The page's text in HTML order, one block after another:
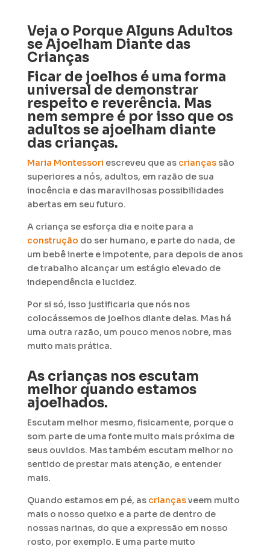
Veja o Porque Alguns Adultos
se Ajoelham Diante das
Crianças
Ficar de joelhos é uma forma
universal de demonstrar
respeito e reverência. Mas
nem sempre é por isso que os
adultos se ajoelham diante
das crianças.
Maria Montessori escreveu que as criançassão
superiores a nós, adultos, em razão de sua
inocência e das maravilhosas possibilidades
abertas em seu futuro.
A criança se esforça dia e noite para a
construção do ser humano, e parte do nada, de
um bebê inerte e impotente, para depois de anos
de trabalho alcançar um estágio elevado de
independência e lucidez.
Por si só, isso justificaria que nós nos
colocássemos de joelhos diante delas. Mas há
uma outra razão, um pouco menos nobre, mas
muito mais prática.
As crianças nos escutam
melhor quando estamos
ajoelhados.
Escutam melhor mesmo, fisicamente, porque o
som parte de uma fonte muito mais próxima de
seus ouvidos. Mas também escutam melhor no
sentido de prestar mais atenção, e entender
mais.
Quando estamos em pé, as criançasveem muito
mais o nosso queixo e a parte de dentro de
nossas narinas, do que a expressão em nosso
rosto, por exemplo. E uma parte muito